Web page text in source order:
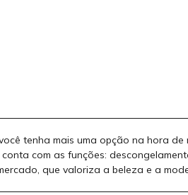
tenha mais uma opção na hora de
com as funções:
que valoriza a beleza e a